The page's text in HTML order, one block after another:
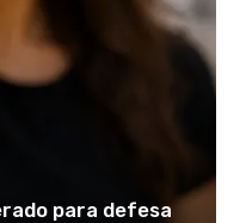
para defesa